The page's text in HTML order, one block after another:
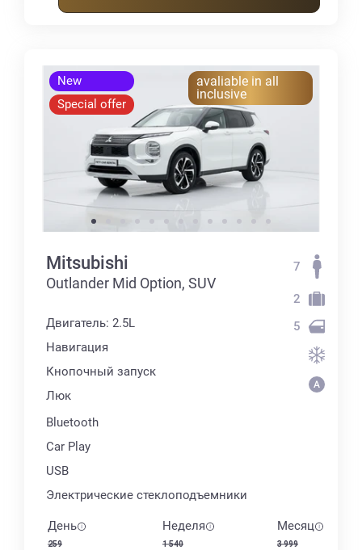
New
Special offer
avaliable in all
inclusive
Mitsubishi
Outlander Mid Option, SUV
Двигатель: 2.5L
Навигация
Кнопочный запуск
Люк
Bluetooth
Car Play
USB
Электрические стеклоподъемники
7
2
5
День
259
Неделя
1 540
Месяц
3 999